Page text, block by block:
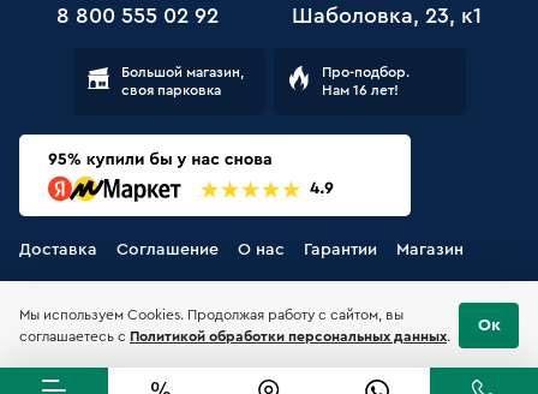
8 800 555 02 92 Шаболовка, 23, к1
Большой магазин,
своя парковка
Про-подбор.
Нам 16 лет!
Доставка Соглашение О нас Гарантии Магазин
Мы используем Cookies. Продолжая работу с сайтом, вы
соглашаетесь с Политикой обработки персональных данных.
Ок